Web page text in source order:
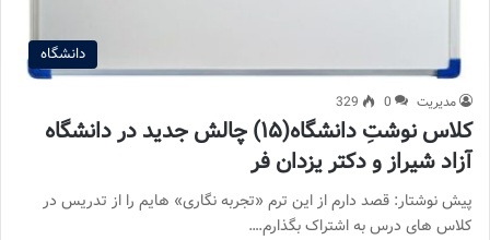
دانشگاه
مدیریت 0
329
کلاس نوشتِ دانشگاه(۱۵) چالش جدید در دانشگاه
آزاد شیراز و دکتر یزدان فر
پیش نوشتار: قصد دارم از این ترم «تجربه نگاری» هایم را از تدریس در
کلاس های درس به اشتراک بگذارم.…